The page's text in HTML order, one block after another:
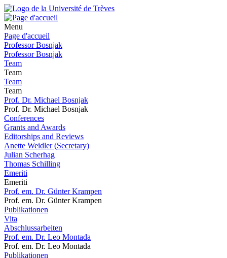
Menu
Page d'accueil
Professor Bosnjak
Professor Bosnjak
Team
Team
Team
Team
Prof. Dr. Michael Bosnjak
Prof. Dr. Michael Bosnjak
Conferences
Grants and Awards
Editorships and Reviews
Anette Weidler (Secretary)
Julian Scherhag
Thomas Schilling
Emeriti
Emeriti
Prof. em. Dr. Günter Krampen
Prof. em. Dr. Günter Krampen
Publikationen
Vita
Abschlussarbeiten
Prof. em. Dr. Leo Montada
Prof. em. Dr. Leo Montada
Publikationen